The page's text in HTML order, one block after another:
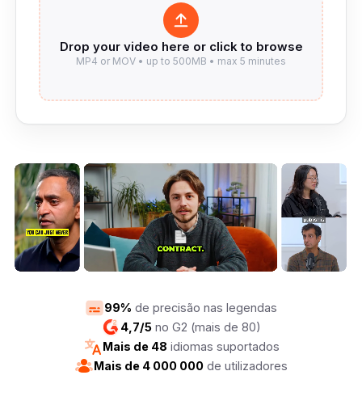
99% de precisão nas legendas
4,7/5 no G2 (mais de 80)
Mais de 48 idiomas suportados
Mais de 4 000 000 de utilizadores